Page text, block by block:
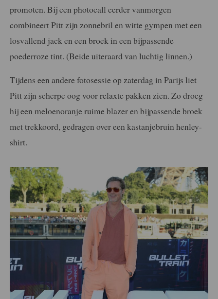
promoten. Bij een photocall eerder vanmorgen
combineert Pitt zijn zonnebril en witte gympen met een
losvallend jack en een broek in een bijpassende
poederroze tint. (Beide uiteraard van luchtig linnen.)
Tijdens een andere fotosessie op zaterdag in Parijs liet
Pitt zijn scherpe oog voor relaxte pakken zien. Zo droeg
hij een meloenoranje ruime blazer en bijpassende broek
met trekkoord, gedragen over een kastanjebruin henley-
shirt.